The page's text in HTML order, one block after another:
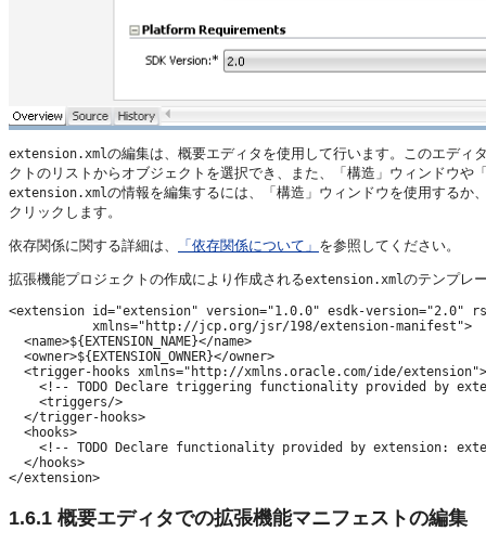
extension.xmlの編集は、概要エディタを使用して行います。このエディ
クトのリストからオブジェクトを選択でき、また、「構造」ウィンドウ
extension.xmlの情報を編集するには、「構造」ウィンドウを使用するか
クリックします。
依存関係に関する詳細は、 「依存関係について」 を参照してください。
拡張機能プロジェクトの作成により作成されるextension.xmlのテンプレ
<extension id="extension" version="1.0.0" esdk-version="2.0"
           xmlns="http://jcp.org/jsr/198/extension-manifest">
  <name>${EXTENSION_NAME}</name>
  <owner>${EXTENSION_OWNER}</owner>
  <trigger-hooks xmlns="http://xmlns.oracle.com/ide/extension">
<!-- TODO Declare triggering functionality provided by
    <triggers/>
  </trigger-hooks>
  <hooks>
<!-- TODO Declare functionality provided by extension:
  </hooks>
</extension>
1.6.1 概要エディタでの拡張機能マニフェストの編集